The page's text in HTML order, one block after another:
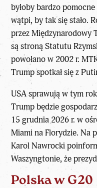
byłoby bardzo
wątpi, by tak się stało.
przez Międzynarodowy
są stroną Statutu
powołano w 2002 r.
Trump spotkał się z
USA sprawują w tym
Trump będzie
15 grudnia 2026 r. w
Miami na Florydzie. Na
Karol Nawrocki
Waszyngtonie, że
Polska w G20